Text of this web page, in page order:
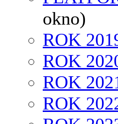
okno)
ROK
ROK
ROK
ROK